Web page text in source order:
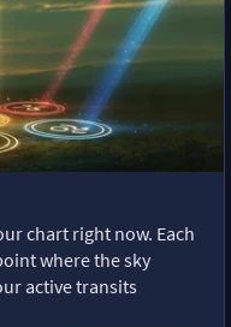
chart right now. Each
where the sky
active transits